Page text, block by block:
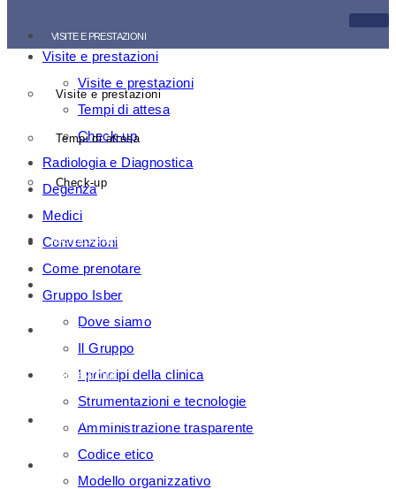
VISITE E PRESTAZIONI
Visite e prestazioni
Tempi di attesa
Check-up
RADIOLOGIA E DIAGNOSTICA
MEDICI
CONVENZIONI
COME PRENOTARE
Visite e prestazioni
Visite e prestazioni
Tempi di attesa
Check-up
Radiologia e Diagnostica
Degenza
Medici
Convenzioni
Come prenotare
Gruppo Isber
Dove siamo
Il Gruppo
I principi della clinica
Strumentazioni e tecnologie
Amministrazione trasparente
Codice etico
Modello organizzativo